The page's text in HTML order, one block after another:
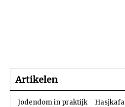
Artikelen
Jodendom in praktijk Hasjkafa